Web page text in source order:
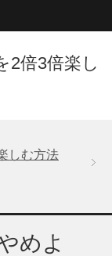
2倍3倍楽し
しむ方法
めよ